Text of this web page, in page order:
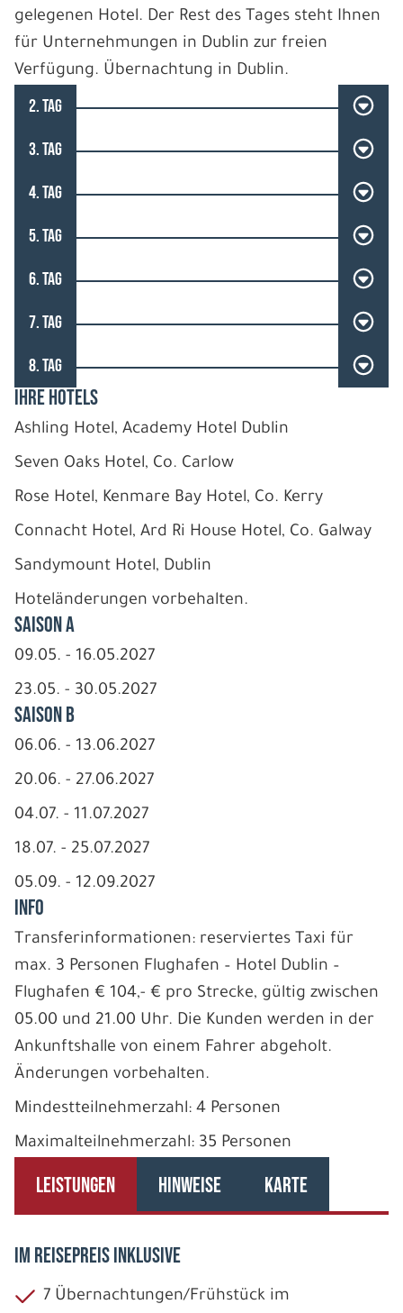
gelegenen Hotel. Der Rest des Tages steht Ihnen
für Unternehmungen in Dublin zur freien
Verfügung. Übernachtung in Dublin.
2. TAG
3. TAG
4. TAG
5. TAG
6. TAG
7. TAG
8. TAG
IHRE HOTELS
Ashling Hotel, Academy Hotel Dublin
Seven Oaks Hotel, Co. Carlow
Rose Hotel, Kenmare Bay Hotel, Co. Kerry
Connacht Hotel, Ard Ri House Hotel, Co. Galway
Sandymount Hotel, Dublin
Hoteländerungen vorbehalten.
Saison A
09.05. - 16.05.2027
23.05. - 30.05.2027
Saison B
06.06. - 13.06.2027
20.06. - 27.06.2027
04.07. - 11.07.2027
18.07. - 25.07.2027
05.09. - 12.09.2027
INFO
Transferinformationen: reserviertes Taxi für
max. 3 Personen Flughafen – Hotel Dublin –
Flughafen € 104,- € pro Strecke, gültig zwischen
05.00 und 21.00 Uhr. Die Kunden werden in der
Ankunftshalle von einem Fahrer abgeholt.
Änderungen vorbehalten.
Mindestteilnehmerzahl: 4 Personen
Maximalteilnehmerzahl: 35 Personen
LEISTUNGEN HINWEISE KARTE
IM REISEPREIS INKLUSIVE
7 Übernachtungen/Frühstück im